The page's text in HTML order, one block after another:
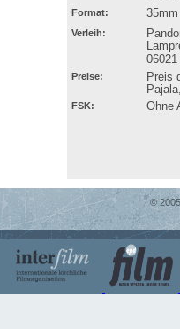
Format:
Verleih:
Preise:
Preis
FSK: Ohne
©